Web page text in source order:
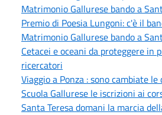
Matrimonio Gallurese bando a
Premio di Poesia Lungoni: c'è il
Matrimonio Gallurese bando a
Cetacei e oceani da proteggere in
ricercatori
Viaggio a Ponza : sono cambiate le
Scuola Gallurese le iscrizioni ai
Santa Teresa domani la marcia